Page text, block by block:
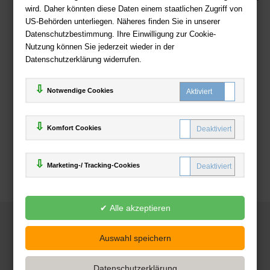
wird. Daher könnten diese Daten einem staatlichen Zugriff von
US-Behörden unterliegen. Näheres finden Sie in unserer
Datenschutzbestimmung. Ihre Einwilligung zur Cookie-
Nutzung können Sie jederzeit wieder in der
Datenschutzerklärung widerrufen.
Notwendige Cookies
Komfort Cookies
Marketing-/ Tracking-Cookies
Zahlweisen
Deutsche-Buchhandlung.de
www.deutsche-buchhandlung.de ist ein Angebot der
Handelsgesellschaft mbH
Powered by Inooga